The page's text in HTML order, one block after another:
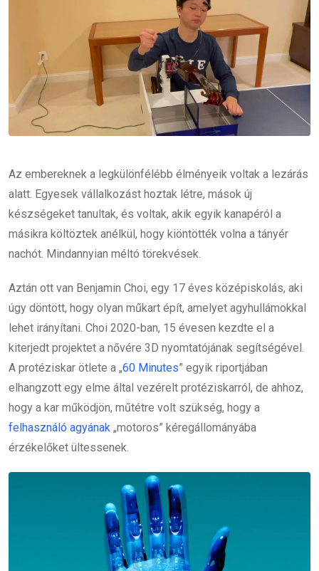
Az embereknek a legkülönfélébb élményeik voltak a lezárás
alatt. Egyesek vállalkozást hoztak létre, mások új
készségeket tanultak, és voltak, akik egyik kanapéról a
másikra költöztek anélkül, hogy kiöntötték volna a tányér
nachót. Mindannyian méltó törekvések.
Aztán ott van Benjamin Choi, egy 17 éves középiskolás, aki
úgy döntött, hogy olyan műkart épít, amelyet agyhullámokkal
lehet irányítani. Choi 2020-ban, 15 évesen kezdte el a
kiterjedt projektet a nővére 3D nyomtatójának segítségével.
A protéziskar ötlete a „60 Minutes” egyik riportjában
elhangzott egy elme által vezérelt protéziskarról, de ahhoz,
hogy a kar működjön, műtétre volt szükség, hogy a
felhasználó agyának „motoros” kéregállományába
érzékelőket ültessenek.